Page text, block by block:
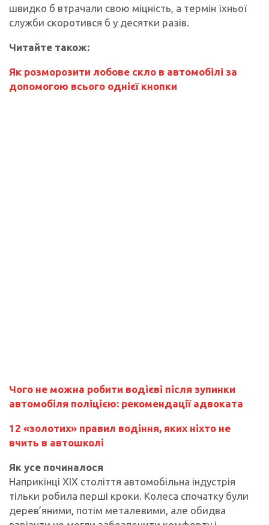
швидко б втрачали свою міцність, а термін їхньої
служби скоротився б у десятки разів.
Читайте також:
Як розморозити лобове скло в автомобілі за
допомогою всього однієї кнопки
Чого не можна робити водієві після зупинки
автомобіля поліцією: рекомендації адвоката
12 «золотих» правил водіння, яких ніхто не
вчить в автошколі
Як усе починалося
Наприкінці XIX століття автомобільна індустрія
тільки робила перші кроки. Колеса спочатку були
дерев’яними, потім металевими, але обидва